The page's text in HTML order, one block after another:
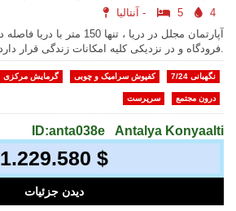
آنتالیا - 5
4
فرودگاه و در نزدیکی کلیه امکانات زندگی قرار دارد.
گرمایش مرکزی کفپوش سرامیک و چوبی نگهبانی 7/24
سرپرست درون مجتمع
ID:anta038e Antalya Konyaalti
1.229.580 $
دیدن جزئیات